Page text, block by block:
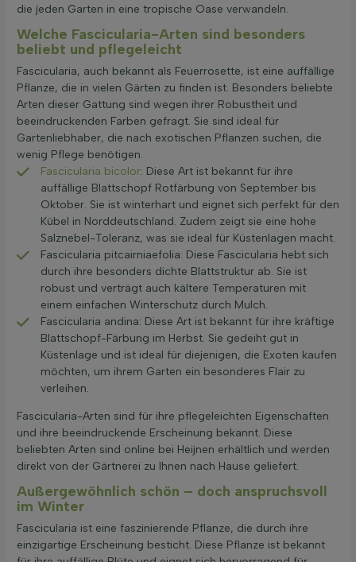
die jeden Garten in eine tropische Oase verwandeln.
Welche Fascicularia-Arten sind besonders
beliebt und pflegeleicht
Fascicularia, auch bekannt als Feuerrosette, ist eine auffällige
Pflanze, die in vielen Gärten zu finden ist. Besonders beliebte
Arten dieser Gattung sind wegen ihrer Robustheit und
beeindruckenden Farben gefragt. Sie sind ideal für
Gartenliebhaber, die nach exotischen Pflanzen suchen, die
wenig Pflege benötigen.
Fascicularia bicolor: Diese Art ist bekannt für ihre
auffällige Blattschopf Rotfärbung von September bis
Oktober. Sie ist winterhart und eignet sich perfekt für den
Kübel in Norddeutschland. Zudem zeigt sie eine hohe
Salznebel-Toleranz, was sie ideal für Küstenlagen macht.
Fascicularia pitcairniaefolia: Diese Fascicularia hebt sich
durch ihre besonders dichte Blattstruktur ab. Sie ist
robust und verträgt auch kältere Temperaturen mit
einem einfachen Winterschutz durch Mulch.
Fascicularia andina: Diese Art ist bekannt für ihre kräftige
Blattschopf-Färbung im Herbst. Sie gedeiht gut in
Küstenlage und ist ideal für diejenigen, die Exoten kaufen
möchten, um ihrem Garten ein besonderes Flair zu
verleihen.
Fascicularia-Arten sind für ihre pflegeleichten Eigenschaften
und ihre beeindruckende Erscheinung bekannt. Diese
beliebten Arten sind online bei Heijnen erhältlich und werden
direkt von der Gärtnerei zu Ihnen nach Hause geliefert.
Außergewöhnlich schön – doch anspruchsvoll
im Winter
Fascicularia ist eine faszinierende Pflanze, die durch ihre
einzigartige Erscheinung besticht. Diese Pflanze ist bekannt